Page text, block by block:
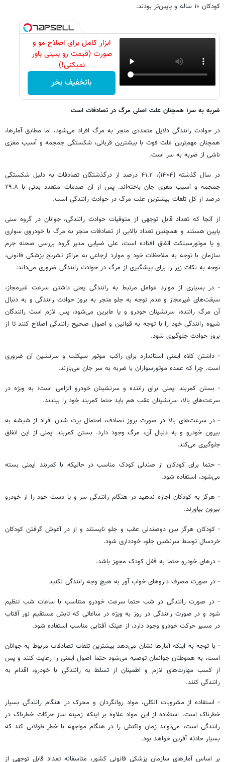
کودکان ۱۰ ساله و پایین‌تر بودند.
ابزار کامل برای اصلاح مو و
صورت (قیمت رو ببینی باور
نمیکنی!)
باتخفیف بخر
ضربه به سر؛ همچنان علت اصلی مرگ در تصادفات است
در حوادث رانندگی دلایل متعددی منجر به مرگ افراد می‌شود، اما مطابق آمارها،
همچنان مهم‌ترین علت فوت با بیشترین قربانی، شکستگی جمجمه و آسیب مغزی
ناشی از ضربه به سر است.
در سال گذشته (۱۴۰۴)، ۴۱.۲ درصد از درگذشتگان تصادفات به دلیل شکستگی
جمجمه و آسیب مغزی جان باخته‌اند. پس از آن صدمات متعدد بدنی با ۲۹.۸
درصد از کل تلفات بیشترین علت مرگ در حوادث رانندگی است.
از آنجا که تعداد قابل توجهی از متوفیات حوادث رانندگی، جوانان در گروه سنی
پایین هستند و همچنین تعداد بالایی از تصادفات منجر به مرگ با خودروی سواری
و یا موتورسیلکت اتفاق افتاده است، علی ضیایی مدیر گروه بررسی صحنه جرم
سازمان با توجه به ملاحظات خود و موارد ارجاعی به مراکز تشریح پزشکی قانونی،
توجه به نکات زیر را برای پیشگیری از مرگ در حوادث رانندگی ضروری می‌داند:
- در بسیاری از موارد عوامل مرتبط به رانندگی یعنی داشتن سرعت غیرمجاز،
سبقت‌های غیرمجاز و عدم توجه به جلو منجر به بروز حوادث رانندگی و به دنبال
آن مرگ راننده، سرنشینان خودرو و یا عابرین می‌شود، پس لازم است رانندگان
شیوه رانندگی خود را با توجه به قوانین و اصول صحیح رانندگی اصلاح کنند تا از
بروز حوادث جلوگیری شود.
- داشتن کلاه ایمنی استاندارد برای راکب موتور سیکلت و سرنشین آن ضروری
است. چرا که عمده موتورسواران با ضربه به سر جان می‌بازند.
- بستن کمربند ایمنی برای راننده و سرنشینان خودرو الزامی است؛ به ویژه در
سرعت‌های بالا، سرنشینان عقب هم باید حتما کمربند خود را ببندند.
- در سرعت‌های بالا در صورت بروز تصادف، احتمال پرت شدن افراد از شیشه به
بیرون خودرو و به دنبال آن، مرگ وجود دارد. بستن کمربند ایمنی از این اتفاق
جلوگیری می‌کند.
- حتما برای کودکان از صندلی کودک مناسب در حالیکه با کمربند ایمنی بسته
می‌شود، استفاده شود.
- هرگز به کودکان اجازه ندهید در هنگام رانندگی سر و یا دست خود را از خودرو
بیرون بیاورند.
- کودکان هرگز بین دوصندلی عقب و جلو نایستند و از در آغوش گرفتن کودکان
خردسال توسط سرنشین جلو، خودداری شود.
- درهای خودرو حتما به قفل کودک مجهز باشد.
- در صورت مصرف داروهای خواب آور به هیچ وجه رانندگی نکنید
- در صورت رانندگی در شب حتما سرعت خودرو متناسب با ساعات شب تنظیم
شود و در صورت رانندگی در روز به ویژه در ساعاتی که تابش مستقیم نور آفتاب
در مسیر حرکت خودرو وجود دارد، از عینک آفتابی مناسب استفاده شود.
- با توجه به اینکه آمارها نشان می‌دهد بیشترین تلفات تصادفات مربوط به جوانان
است، به هموطنان جوانمان توصیه می‌شود حتما اصول ایمنی را رعایت کنند و پس
از کسب مهارت‌های لازم و اطمینان از تسلط به رانندگی با خودرو، اقدام به
رانندگی کنند.
- استفاده از مشروبات الکلی، مواد روانگردان و محرک در هنگام رانندگی بسیار
خطرناک است. استفاده از این مواد علاوه بر اینکه زمینه ساز حرکات خطرناک در
رانندگی است، می‌تواند زمان واکنش را در هنگام مواجهه با خطر طولانی کند که
بسیار حادثه آفرین خواهد بود.
بر اساس آمارهای سازمان پزشکی قانونی کشور، متاسفانه تعداد قابل توجهی از